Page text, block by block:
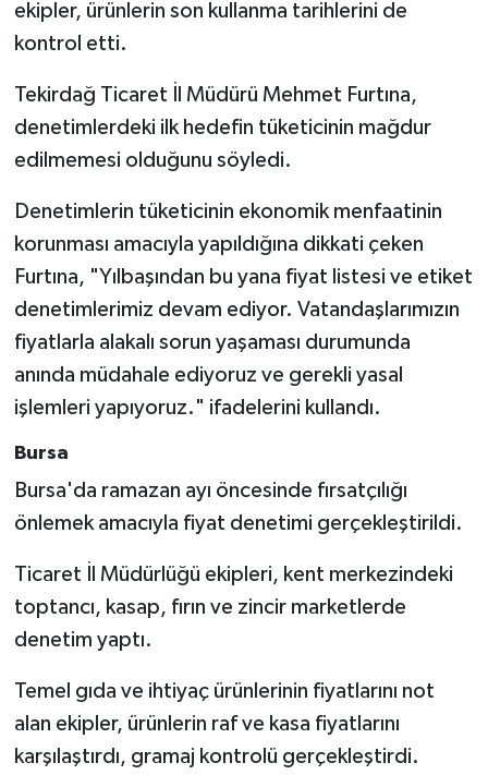
ekipler, ürünlerin son kullanma tarihlerini de
kontrol etti.
Tekirdağ Ticaret İl Müdürü Mehmet Furtına,
denetimlerdeki ilk hedefin tüketicinin mağdur
edilmemesi olduğunu söyledi.
Denetimlerin tüketicinin ekonomik menfaatinin
korunması amacıyla yapıldığına dikkati çeken
Furtına, "Yılbaşından bu yana fiyat listesi ve etiket
denetimlerimiz devam ediyor. Vatandaşlarımızın
fiyatlarla alakalı sorun yaşaması durumunda
anında müdahale ediyoruz ve gerekli yasal
işlemleri yapıyoruz." ifadelerini kullandı.
Bursa
Bursa'da ramazan ayı öncesinde fırsatçılığı
önlemek amacıyla fiyat denetimi gerçekleştirildi.
Ticaret İl Müdürlüğü ekipleri, kent merkezindeki
toptancı, kasap, fırın ve zincir marketlerde
denetim yaptı.
Temel gıda ve ihtiyaç ürünlerinin fiyatlarını not
alan ekipler, ürünlerin raf ve kasa fiyatlarını
karşılaştırdı, gramaj kontrolü gerçekleştirdi.